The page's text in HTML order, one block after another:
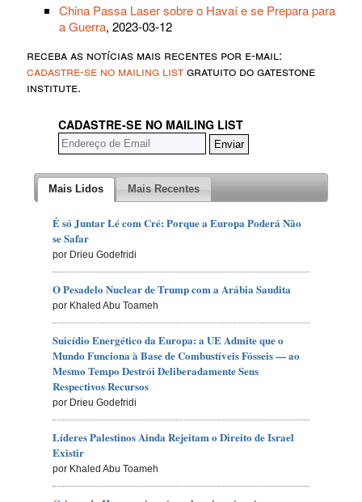
China Passa Laser sobre o Havaí e se Prepara para
a Guerra, 2023-03-12
receba as notícias mais recentes por e-mail:
cadastre-se no mailing listgratuito do gatestone
institute.
CADASTRE-SE NO MAILING LIST
Mais Lidos Mais Recentes
É só Juntar Lé com Cré: Porque a Europa Poderá Não
se Safar
por Drieu Godefridi
O Pesadelo Nuclear de Trump com a Arábia Saudita
por Khaled Abu Toameh
Suicídio Energético da Europa: a UE Admite que o
Mundo Funciona à Base de Combustíveis Fósseis — ao
Mesmo Tempo Destrói Deliberadamente Seus
Respectivos Recursos
por Drieu Godefridi
Líderes Palestinos Ainda Rejeitam o Direito de Israel
Existir
por Khaled Abu Toameh